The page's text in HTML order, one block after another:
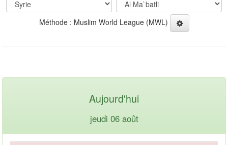
Méthode : Muslim World League (MWL)
Aujourd'hui
jeudi 06 août